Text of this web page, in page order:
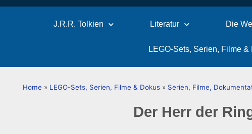
J.R.R. Tolkien Literatur Die
LEGO-Sets, Serien, Filme &
Home » LEGO-Sets, Serien, Filme & Dokus » Serien, Filme,
Der Herr der